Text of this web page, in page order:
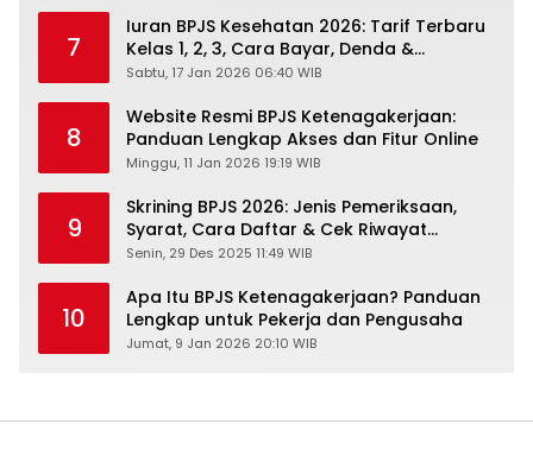
7
Iuran BPJS Kesehatan 2026: Tarif Terbaru
Kelas 1, 2, 3, Cara Bayar, Denda &
Panduan Lengkap Peserta JKN-KIS
Sabtu, 17 Jan 2026 06:40 WIB
8
Website Resmi BPJS Ketenagakerjaan:
Panduan Lengkap Akses dan Fitur Online
Minggu, 11 Jan 2026 19:19 WIB
9
Skrining BPJS 2026: Jenis Pemeriksaan,
Syarat, Cara Daftar & Cek Riwayat
Kesehatan Gratis
Senin, 29 Des 2025 11:49 WIB
10
Apa Itu BPJS Ketenagakerjaan? Panduan
Lengkap untuk Pekerja dan Pengusaha
Jumat, 9 Jan 2026 20:10 WIB